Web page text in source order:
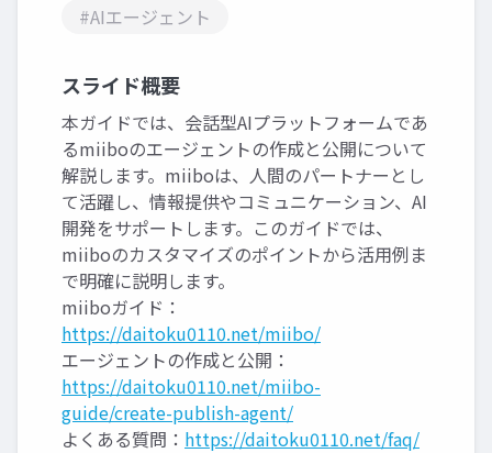
#AIエージェント
スライド概要
本ガイドでは、会話型AIプラットフォームであ
るmiiboのエージェントの作成と公開について
解説します。miiboは、人間のパートナーとし
て活躍し、情報提供やコミュニケーション、AI
開発をサポートします。このガイドでは、
miiboのカスタマイズのポイントから活用例ま
で明確に説明します。
miiboガイド：
https://daitoku0110.net/miibo/
エージェントの作成と公開：
https://daitoku0110.net/miibo-
guide/create-publish-agent/
よくある質問： https://daitoku0110.net/faq/